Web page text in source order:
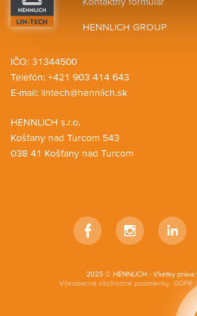
HENNLICH GROUP
HENNLICH s.r.o.
Košťany nad Turcom 543
038 41 Košťany nad Turcom
IČO: 31344500
Telefón: +421 903 414 643
E-mail: lintech@hennlich.sk
2025 © HENNLICH - Všetky práva
Všeobecné obchodné podmienky GDPR
FacebookInstagram